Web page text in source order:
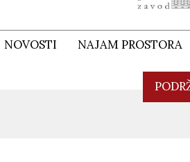
NOVOSTI NAJAM PROSTORA